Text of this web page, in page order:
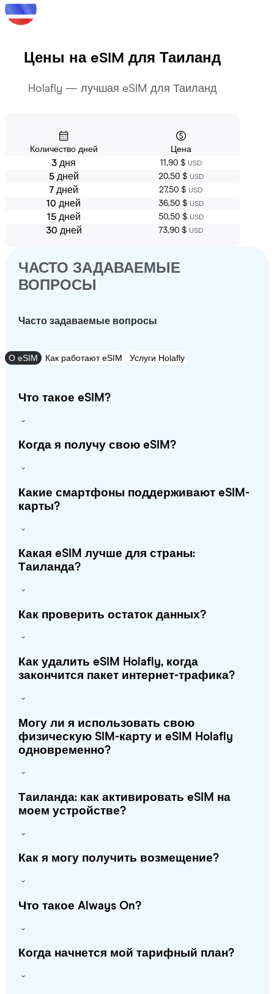
Цены на eSIM для Таиланд
Holafly — лучшая eSIM для Таиланд
Количество дней Цена
3 дня 11,90 $ USD
5 дней 20,50 $ USD
7 дней 27,50 $ USD
10 дней 36,50 $ USD
15 дней 50,50 $ USD
30 дней 73,90 $ USD
ЧАСТО ЗАДАВАЕМЫЕ
ВОПРОСЫ
Часто задаваемые вопросы
О eSIM Как работают eSIM Услуги Holafly
Что такое eSIM?
Когда я получу свою eSIM?
Какие смартфоны поддерживают eSIM-
карты?
Какая eSIM лучше для страны:
Таиланда?
Как проверить остаток данных?
Как удалить eSIM Holafly, когда
закончится пакет интернет-трафика?
Могу ли я использовать свою
физическую SIM-карту и eSIM Holafly
одновременно?
Таиланда: как активировать eSIM на
моем устройстве?
Как я могу получить возмещение?
Что такое Always On?
Когда начнется мой тарифный план?